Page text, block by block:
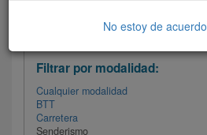
Filtrar las rutas
Filtrar por modalidad:
Cualquier modalidad
BTT
Carretera
Senderismo
No estoy de acuerdo